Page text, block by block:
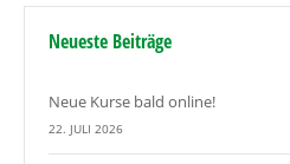
Neueste Beiträge
Neue Kurse bald online!
22. JULI 2026